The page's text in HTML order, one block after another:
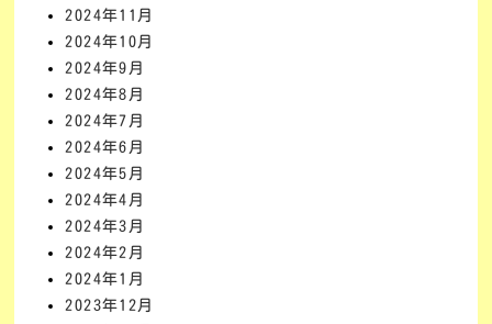
2024年11月
2024年10月
2024年9月
2024年8月
2024年7月
2024年6月
2024年5月
2024年4月
2024年3月
2024年2月
2024年1月
2023年12月